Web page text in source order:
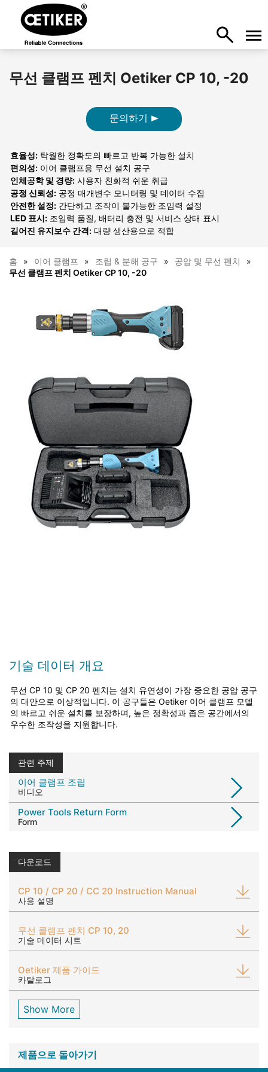
무선 클램프 펜치 Oetiker CP 10, -20
문의하기
효율성: 탁월한 정확도의 빠르고 반복 가능한 설치
편의성: 이어 클램프용 무선 설치 공구
인체공학 및 경량: 사용자 친화적 쉬운 취급
공정 신뢰성: 공정 매개변수 모니터링 및 데이터 수집
안전한 설정: 간단하고 조작이 불가능한 조임력 설정
LED 표시: 조임력 품질, 배터리 충전 및 서비스 상태 표시
길어진 유지보수 간격: 대량 생산용으로 적합
홈 이어 클램프 조립 & 분해 공구
공압 및 무선 펜치
무선 클램프 펜치 Oetiker CP 10, -20
기술 데이터 개요
무선 CP 10 및 CP 20 펜치는 설치 유연성이 가장 중요한 공압 공구
의 대안으로 이상적입니다. 이 공구들은 Oetiker 이어 클램프 모델
의 빠르고 쉬운 설치를 보장하며, 높은 정확성과 좁은 공간에서의
우수한 조작성을 지원합니다.
관련 주제
이어 클램프 조립
비디오
Power Tools Return Form
Form
다운로드
CP 10 / CP 20 / CC 20 Instruction Manual
사용 설명
무선 클램프 펜치 CP 10, 20
기술 데이터 시트
Oetiker 제품 가이드
카탈로그
Show More
제품으로 돌아가기